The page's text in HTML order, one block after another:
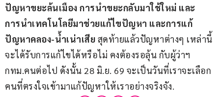
ปัญหาขยะล้นเมือง การนำขยะกลับมาใช้ใหม่ และ
การนำเทคโนโลยีมาช่วยแก้ไขปัญหา และการแก้
ปัญหาคลอง-น้ำเน่าเสีย สุดท้ายแล้วปัญหาต่างๆ เหล่านี้
จะได้รับการแก้ไขได้หรือไม่ คงต้องรอลุ้น กับผู้ว่าฯ
กทม.คนต่อไป ดังนั้น 28 มิ.ย. 69 จะเป็นวันที่เราจะเลือก
คนที่ตรงใจเข้ามาแก้ปัญหาให้เราอย่างจริงจัง.